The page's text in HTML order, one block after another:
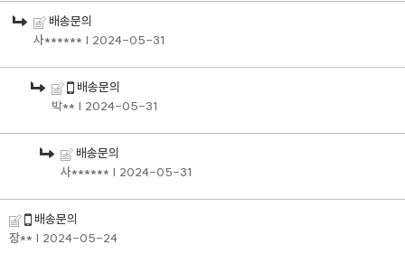
배송문의
사****** | 2024-05-31
배송문의
박** | 2024-05-31
배송문의
사****** | 2024-05-31
배송문의
장** | 2024-05-24